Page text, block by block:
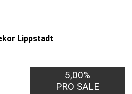
Lippstadt
5,00%
PRO SALE